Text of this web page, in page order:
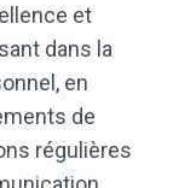
et
dans la
en
de
régulières